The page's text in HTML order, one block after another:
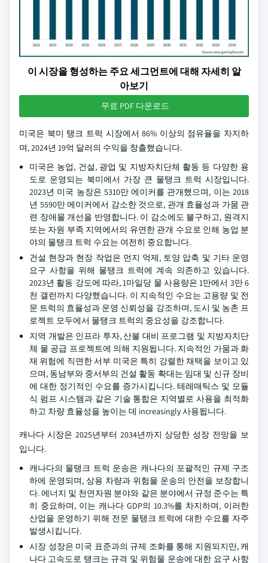
이 시장을 형성하는 주요 세그먼트에 대해 자세히 알
아보기
무료 PDF 다운로드
미국은 북미 탱크 트럭 시장에서 86% 이상의 점유율을 차지하
며, 2024년 19억 달러의 수익을 창출했습니다.
미국은 농업, 건설, 광업 및 지방자치단체 활동 등 다양한 용
도로 운영되는 북미에서 가장 큰 물탱크 트럭 시장입니다.
2023년 미국 농장은 5310만 에이커를 관개했으며, 이는 2018
년 5590만 에이커에서 감소한 것으로, 관개 효율성과 가뭄 관
련 장애물 개선을 반영합니다. 이 감소에도 불구하고, 원격지
또는 자원 부족 지역에서의 유연한 관개 수요로 인해 농업 분
야의 물탱크 트럭 수요는 여전히 중요합니다.
건설 현장과 현장 작업은 먼지 억제, 토양 압축 및 기타 운영
요구 사항을 위해 물탱크 트럭에 계속 의존하고 있습니다.
2023년 활동 강도에 따라, 1마일당 물 사용량은 1만에서 3만 6
천 갤런까지 다양했습니다. 이 지속적인 수요는 고용량 및 전
문 트럭의 효율성과 운영 신뢰성을 강조하며, 도시 및 농촌 프
로젝트 모두에서 물탱크 트럭의 중요성을 강조합니다.
지역 개발은 인프라 투자, 산불 대비 프로그램 및 지방자치단
체 물 공급 프로젝트에 의해 지원됩니다. 지속적인 가뭄과 화
재 위험에 직면한 서부 미국은 특히 강렬한 채택을 보이고 있
으며, 동남부와 중서부의 건설 활동 확대는 임대 및 신규 장비
에 대한 정기적인 수요를 증가시킵니다. 테레매틱스 및 모듈
식 펌프 시스템과 같은 기술 통합은 지역별로 사용을 최적화
하고 차량 효율성을 높이는 데 increasingly 사용됩니다.
캐나다 시장은 2025년부터 2034년까지 상당한 성장 전망을 보
입니다.
캐나다의 물탱크 트럭 운송은 캐나다의 포괄적인 규제 구조
하에 운영되며, 상용 차량과 위험물 운송의 안전을 보장합니
다. 에너지 및 천연자원 분야와 같은 분야에서 규정 준수는 특
히 중요하며, 이는 캐나다 GDP의 10.3%를 차지하며, 이러한
산업을 운영하기 위해 전문 물탱크 트럭에 대한 수요를 자주
발생시킵니다.
시장 성장은 미국 표준과의 규제 조화를 통해 지원되지만, 캐
나다 고속도로 탱크는 규격 및 위험물 운송에 대한 요구 사항